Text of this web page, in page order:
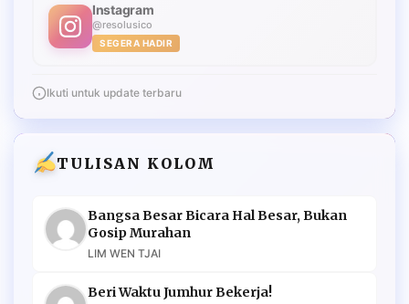
Instagram
@resolusico
SEGERA HADIR
Ikuti untuk update terbaru
TULISAN KOLOM
Bangsa Besar Bicara Hal Besar, Bukan
Gosip Murahan
LIM WEN TJAI
Beri Waktu Jumhur Bekerja!